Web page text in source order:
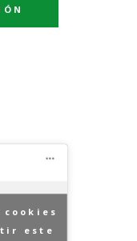
este